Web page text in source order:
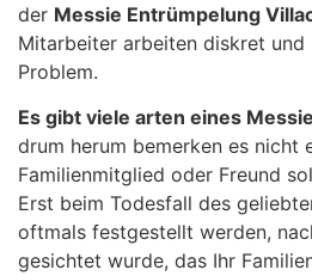
der Messie Entrümpelung
Mitarbeiter arbeiten diskret und
Problem.
Es gibt viele arten eines
drum herum bemerken es nicht
Familienmitglied oder Freund
Erst beim Todesfall des
oftmals festgestellt werden,
gesichtet wurde, das Ihr